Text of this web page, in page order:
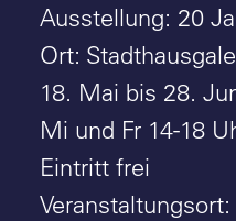
Ausstellung: 20
Ort:
18. Mai bis 28.
Mi und Fr 14-18
Eintritt frei